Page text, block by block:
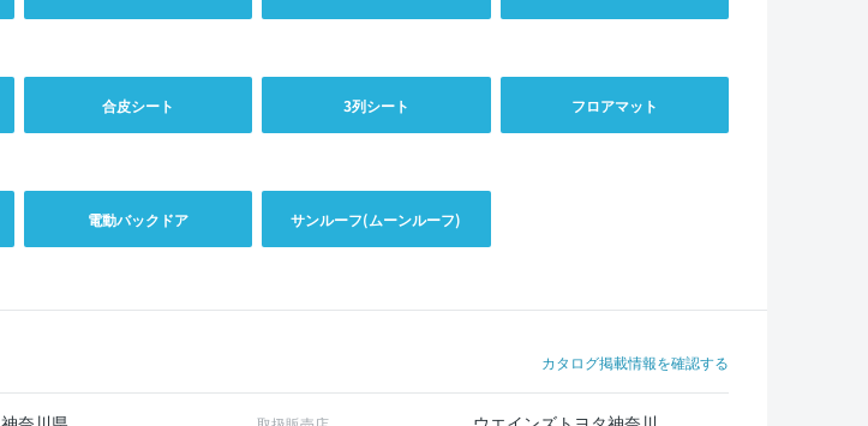
合皮シート 3列シート フロアマット
電動バックドア サンルーフ(ムーンルーフ)
カタログ掲載情報を確認する